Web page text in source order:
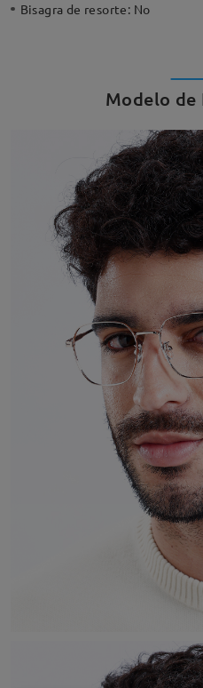
Bisagra de resorte: No
Modelo de